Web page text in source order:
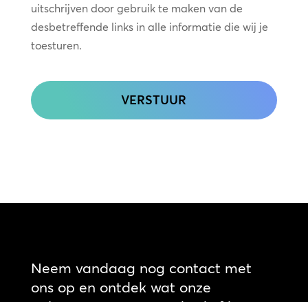
uitschrijven door gebruik te maken van de
desbetreffende links in alle informatie die wij je
toesturen.
Neem vandaag nog contact met
ons op en ontdek wat onze